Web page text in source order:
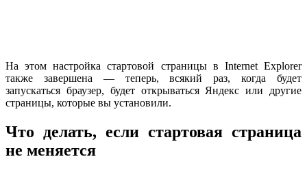
На этом настройка стартовой страницы в Internet Explorer
также завершена — теперь, всякий раз, когда будет
запускаться браузер, будет открываться Яндекс или другие
страницы, которые вы установили.
Что делать, если стартовая страница
не меняется